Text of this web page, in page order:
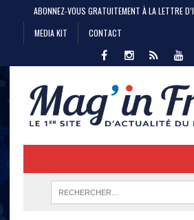
ABONNEZ-VOUS GRATUITEMENT À LA LETTRE
MEDIA KIT
CONTACT